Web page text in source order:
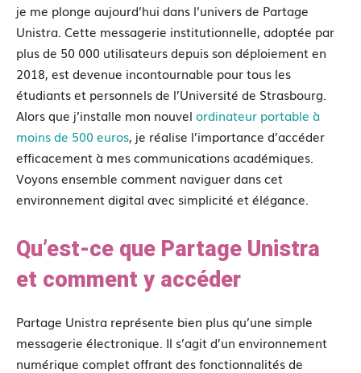
je me plonge aujourd’hui dans l’univers de Partage
Unistra. Cette messagerie institutionnelle, adoptée par
plus de 50 000 utilisateurs depuis son déploiement en
2018, est devenue incontournable pour tous les
étudiants et personnels de l’Université de Strasbourg.
Alors que j’installe mon nouvel ordinateur portable à
moins de 500 euros, je réalise l’importance d’accéder
efficacement à mes communications académiques.
Voyons ensemble comment naviguer dans cet
environnement digital avec simplicité et élégance.
Qu’est-ce que Partage Unistra
et comment y accéder
Partage Unistra représente bien plus qu’une simple
messagerie électronique. Il s’agit d’un environnement
numérique complet offrant des fonctionnalités de